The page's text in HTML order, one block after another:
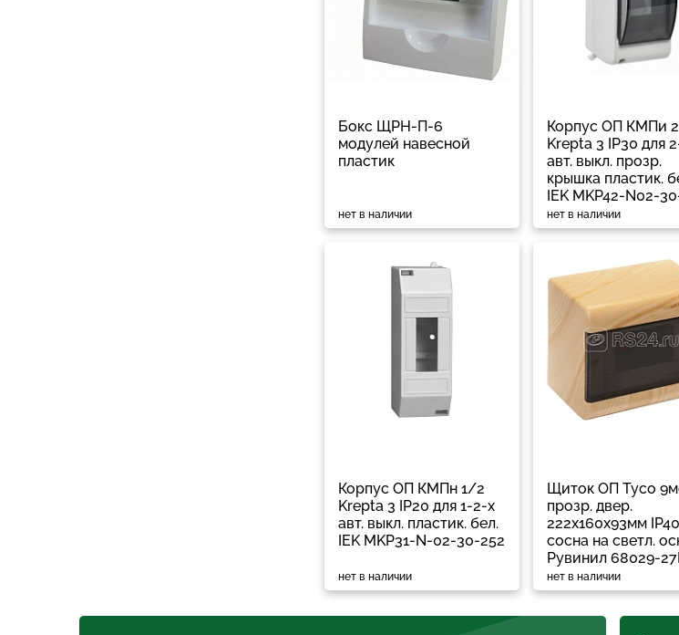
Бокс ЩРН-П-6
модулей навесной
пластик
нет в наличии
Корпус ОП КМПи
Krepta 3 IP30 для
авт. выкл. прозр.
крышка пластик.
IEK MKP42-N02-
нет в наличии
Корпус ОП КМПн 1/2
Krepta 3 IP20 для 1-2-х
авт. выкл. пластик. бел.
IEK MKP31-N-02-30-252
нет в наличии
Щиток ОП Тусо
прозр. двер.
222х160х93мм IP40
сосна на светл.
Рувинил 68029-
нет в наличии